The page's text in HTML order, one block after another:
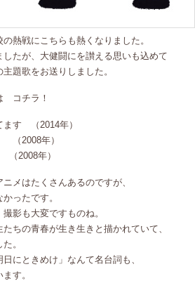
熱戦にこちらも熱くなりました。
たが、大健闘にを讃える思いも込めて
題歌をお送りしました。
コチラ！
す （2014年）
2008年）
2008年）
メはたくさんあるのですが、
ったです。
影も大変ですものね。
ちの青春が生き生きと描かれていて、
。
日にときめけ」なんて名台詞も、
す。